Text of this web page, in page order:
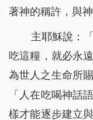
著神的稱許，與
主耶穌說：
吃這糧，就必永
為世人之生命所賜
「 人在吃喝神話
樣才能逐步建立